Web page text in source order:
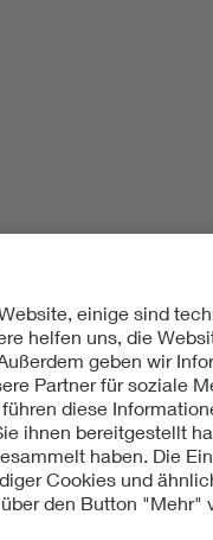
sind Sie
Entwicklungen